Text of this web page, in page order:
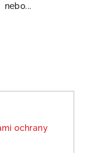
nebo...
ochrany